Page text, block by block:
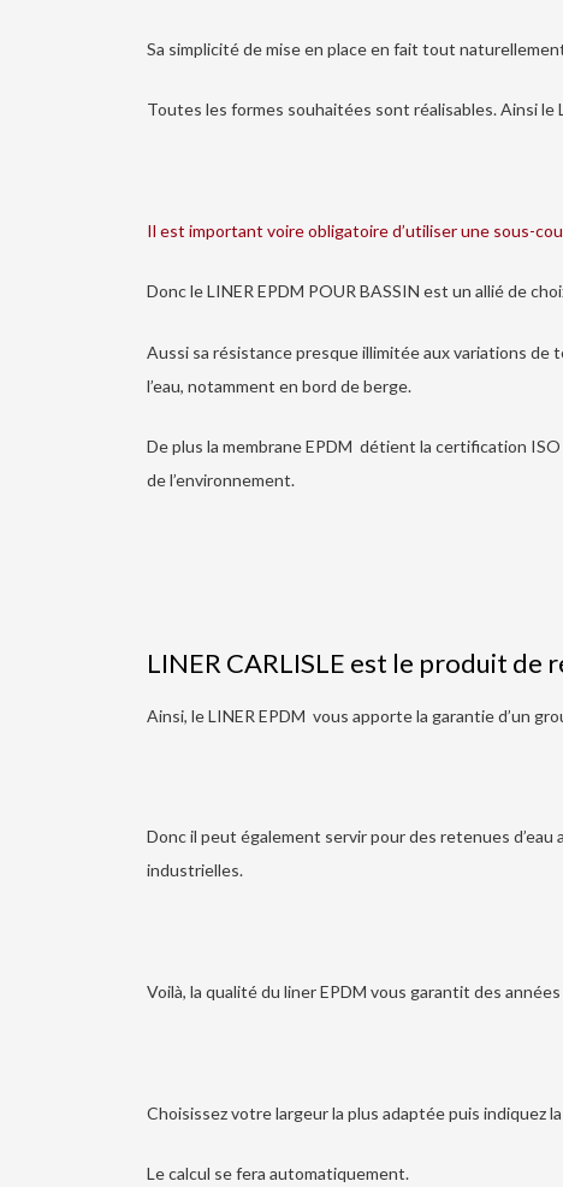
Sa simplicité de mise en place en fait tout
Toutes les formes souhaitées sont réalisables. Ainsi le
Il est important voire obligatoire d’utiliser une sous-
Donc le LINER EPDM POUR BASSIN est un allié de
Aussi sa résistance presque illimitée aux variations de
l’eau, notamment en bord de berge.
De plus la membrane EPDM détient la certification
de l’environnement.
LINER CARLISLE est le produit de
Ainsi, le LINER EPDM vous apporte la garantie d’un
Donc il peut également servir pour des retenues
industrielles.
Voilà, la qualité du liner EPDM vous garantit des
Choisissez votre largeur la plus adaptée puis indiquez
Le calcul se fera automatiquement.